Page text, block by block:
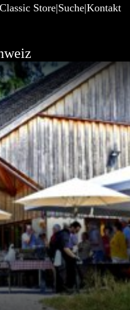
Classic Store Suche Kontakt